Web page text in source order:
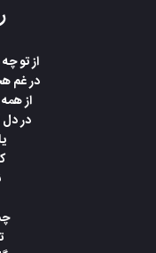
از تو
در غم
از
در دل